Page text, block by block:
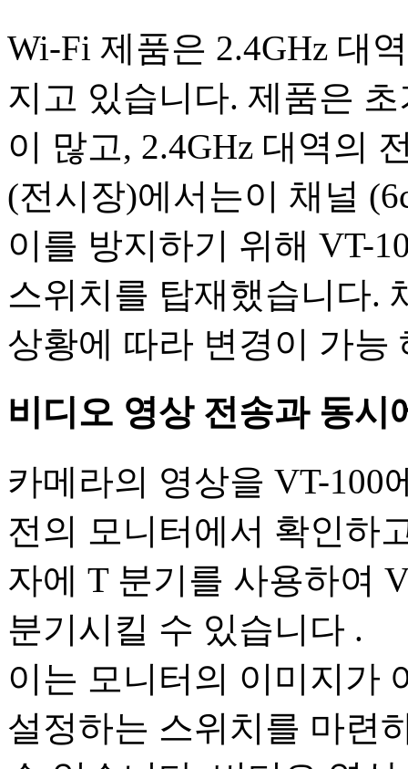
Wi-Fi 제품은 2.4GHz 대
지고 있습니다. 제품은
이 많고, 2.4GHz 대역의
(전시장)에서는이 채널
이를 방지하기 위해 VT-
스위치를 탑재했습니다.
상황에 따라 변경이 가능
비디오 영상 전송과 동시
카메라의 영상을 VT-100
전의 모니터에서 확인하
자에 T 분기를 사용하여
분기시킬 수 있습니다 .
이는 모니터의 이미지가
설정하는 스위치를 마련